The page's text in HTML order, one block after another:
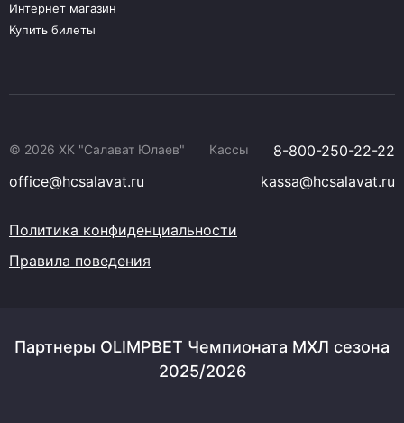
Интернет магазин
Купить билеты
© 2026 ХК "Салават Юлаев" Кассы
8-800-250-22-22
office@hcsalavat.ru
kassa@hcsalavat.ru
Политика конфиденциальности
Правила поведения
Партнеры OLIMPBET Чемпионата МХЛ сезона
2025/2026